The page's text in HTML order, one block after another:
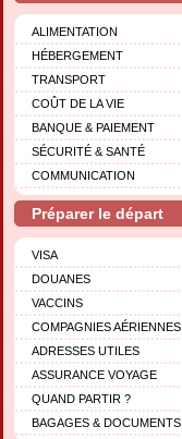
ALIMENTATION
HÉBERGEMENT
TRANSPORT
COÛT DE LA VIE
BANQUE & PAIEMENT
SÉCURITÉ & SANTÉ
COMMUNICATION
Préparer le départ
VISA
DOUANES
VACCINS
COMPAGNIES AÉRIENNES
ADRESSES UTILES
ASSURANCE VOYAGE
QUAND PARTIR ?
BAGAGES & DOCUMENTS